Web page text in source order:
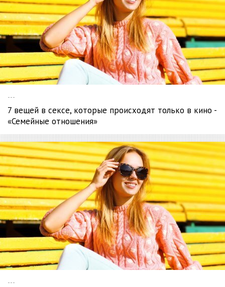
---
7 вещей в сексе, которые происходят только в кино -
«Семейные отношения»
---